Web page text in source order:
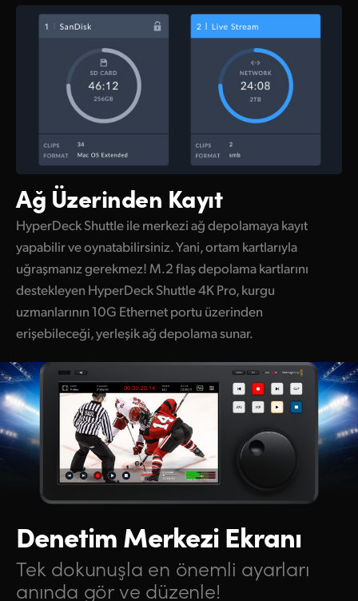
United Kingdom
United States
Ağ Üzerinden Kayıt
HyperDeck Shuttle ile merkezi ağ depolamaya kayıt
yapabilir ve oynatabilirsiniz. Yani, ortam kartlarıyla
uğraşmanız gerekmez! M.2 flaş depolama kartlarını
destekleyen HyperDeck Shuttle 4K Pro, kurgu
uzmanlarının 10G Ethernet portu üzerinden
erişebileceği, yerleşik ağ depolama sunar.
Denetim Merkezi Ekranı
Tek dokunuşla en önemli ayarları
anında gör ve düzenle!